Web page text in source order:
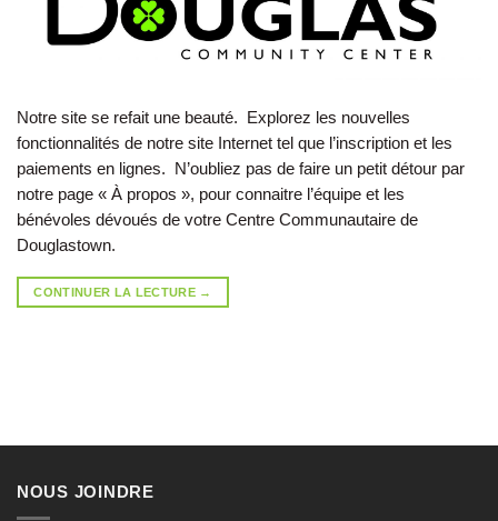
Notre site se refait une beauté. Explorez les nouvelles
fonctionnalités de notre site Internet tel que l’inscription et les
paiements en lignes. N’oubliez pas de faire un petit détour par
notre page « À propos », pour connaitre l’équipe et les
bénévoles dévoués de votre Centre Communautaire de
Douglastown.
CONTINUER LA LECTURE →
NOUS JOINDRE